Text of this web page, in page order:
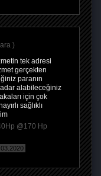
tek adresi
gerçekten
paranın
alabileceğiniz
için çok
sağlıklı
@170 Hp